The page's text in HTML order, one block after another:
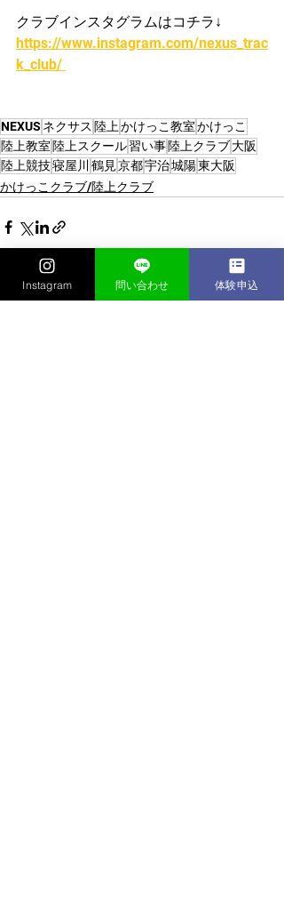
クラブインスタグラムはコチラ↓
https://www.instagram.com/nexus_trac
k_club/
NEXUS ネクサス 陸上かけっこ教室かけっこ
陸上教室 陸上スクール習い事陸上クラブ大阪
陸上競技寝屋川 鶴見京都宇治城陽東大阪
かけっこクラブ/陸上クラブ
Instagram 問い合わせ 体験申込